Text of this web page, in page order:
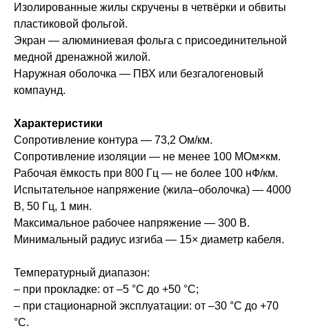
Изолированные жилы скручены в четвёрки и обвиты
пластиковой фольгой.
Экран — алюминиевая фольга с присоединительной
медной дренажной жилой.
Наружная оболочка — ПВХ или безгалогеновый
компаунд.
Характеристики
Сопротивление контура — 73,2 Ом/км.
Сопротивление изоляции — не менее 100 МОм×км.
Рабочая ёмкость при 800 Гц — не более 100 нФ/км.
Испытательное напряжение (жила–оболочка) — 4000
В, 50 Гц, 1 мин.
Максимальное рабочее напряжение — 300 В.
Минимальный радиус изгиба — 15× диаметр кабеля.
Температурный диапазон:
– при прокладке: от –5 °C до +50 °C;
– при стационарной эксплуатации: от –30 °C до +70
°C.